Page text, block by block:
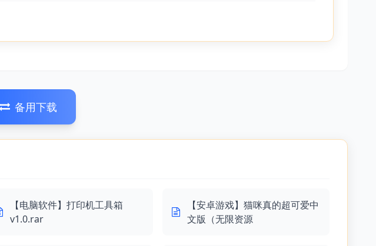
备用下载
【电脑软件】打印机工具箱
v1.0.rar
【安卓游戏】猫咪真的超可爱中
文版（无限资源